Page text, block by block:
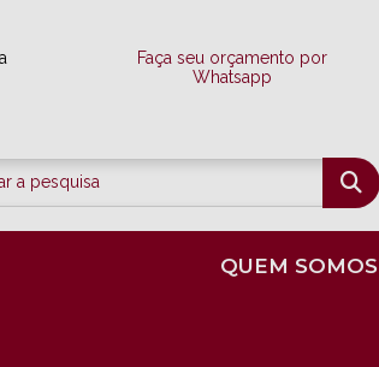
Faça seu orçamento por
Whatsapp
QUEM SOMOS